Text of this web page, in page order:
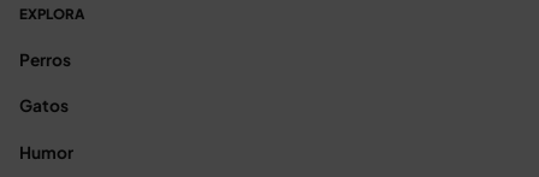
EXPLORA
Perros
Gatos
Humor